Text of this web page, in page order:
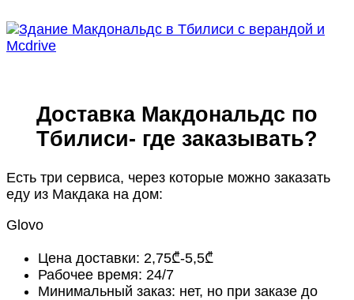
Доставка Макдональдс по
Тбилиси- где заказывать?
Есть три сервиса, через которые можно заказать
еду из Макдака на дом:
Glovo
Цена доставки: 2,75₾-5,5₾
Рабочее время: 24/7
Минимальный заказ: нет, но при заказе до